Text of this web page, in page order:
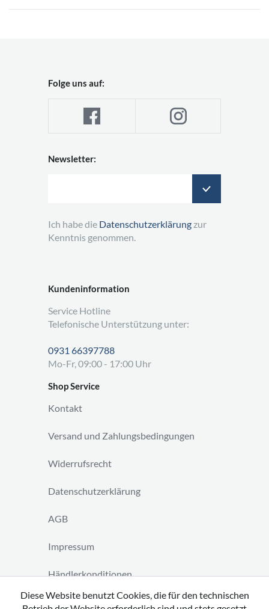
Kundeninformation
Service Hotline
Telefonische Unterstützung unter:
0931 66397788
Mo-Fr, 09:00 - 17:00 Uhr
Shop Service
Kontakt
Versand und Zahlungsbedingungen
Widerrufsrecht
Datenschutzerklärung
AGB
Impressum
Händlerkonditionen
Vertrag widerrufen
Folge uns auf:
Newsletter:
Ich habe die Datenschutzerklärung zur
Kenntnis genommen.
Diese Website benutzt Cookies, die für den technischen